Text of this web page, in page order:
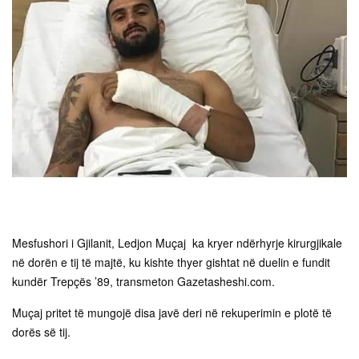
Mesfushori i Gjilanit, Ledjon Muçaj ka kryer ndërhyrje kirurgjikale
në dorën e tij të majtë, ku kishte thyer gishtat në duelin e fundit
kundër Trepçës ’89, transmeton Gazetasheshi.com.
Muçaj pritet të mungojë disa javë deri në rekuperimin e plotë të
dorës së tij.